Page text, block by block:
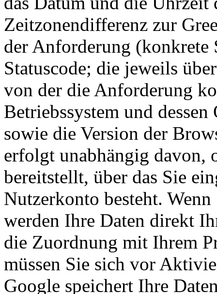
Zeitzonendifferenz zur
der Anforderung
Statuscode; die jeweils
von der die Anforderung
Betriebssystem und
sowie die Version der
erfolgt unabhängig davon,
bereitstellt, über das Sie
Nutzerkonto besteht.
werden Ihre Daten direkt
die Zuordnung mit Ihrem
müssen Sie sich vor
Google speichert Ihre